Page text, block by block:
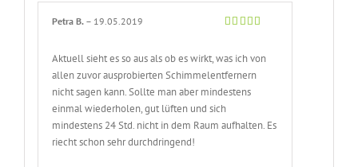
Petra B. – 19.05.2019
Aktuell sieht es so aus als ob es wirkt, was ich von
allen zuvor ausprobierten Schimmelentfernern
nicht sagen kann. Sollte man aber mindestens
einmal wiederholen, gut lüften und sich
mindestens 24 Std. nicht in dem Raum aufhalten. Es
riecht schon sehr durchdringend!